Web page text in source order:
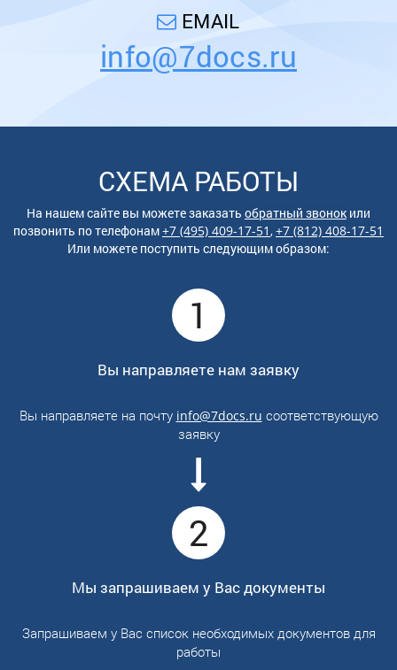
EMAIL
info@7docs.ru
СХЕМА РАБОТЫ
На нашем сайте вы можете заказать обратный звонокили
позвонить потелефонам+7 (495) 409-17-51,+7 (812) 408-17-51
Или можете поступить следующим образом:
1
Вы направляете нам заявку
Вы направляете на почту info@7docs.ru соответствующую
заявку
2
Мы запрашиваем у Вас документы
Запрашиваем у Вас список необходимых документов для
работы